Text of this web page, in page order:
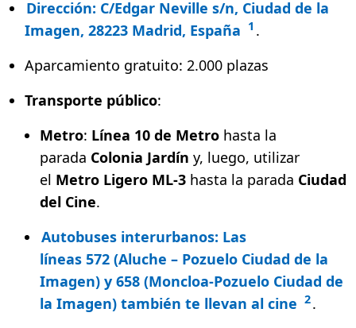
r
i
Dirección: C/Edgar Neville s/n, Ciudad de la
Imagen, 28223 Madrid, España 1 .
Aparcamiento gratuito: 2.000 plazas
Transporte público:
Metro: Línea 10 de Metro hasta la
parada Colonia Jardín y, luego, utilizar
el Metro Ligero ML-3 hasta la parada Ciudad
del Cine.
Autobuses interurbanos: Las
líneas 572 (Aluche – Pozuelo Ciudad de la
Imagen) y 658 (Moncloa-Pozuelo Ciudad de
la Imagen) también te llevan al cine 2.